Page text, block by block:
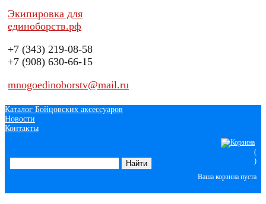
Экипировка для
единоборств.рф
+7 (343) 219-08-58
+7 (908) 630-66-15
mnogoedinoborstv@mail.ru
Каталог Бойцовских аксессуаров
Новости
Контакты
(
)
Ваша корзина пуста